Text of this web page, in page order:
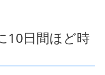
10日間ほど時